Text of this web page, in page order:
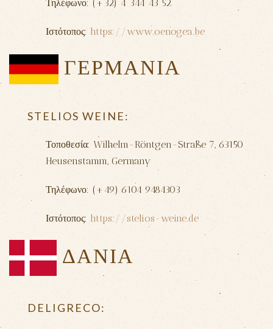
Τηλέφωνο: (+32) 4 344 43 52
Ιστότοπος: https://www.oenogea.be
ΓΕΡΜΑΝΙΑ
STELIOS WEINE:
Τοποθεσία: Wilhelm-Röntgen-Straße 7, 63150
Heusenstamm, Germany
Τηλέφωνο: (+49) 6104 9484303
Ιστότοπος: https://stelios-weine.de
ΔΑΝΙΑ
DELIGRECO: